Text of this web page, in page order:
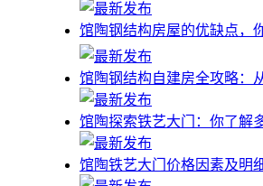
馆陶钢结构房屋的优缺点，
馆陶钢结构自建房全攻略：
馆陶探索铁艺大门：你了解
馆陶铁艺大门价格因素及明